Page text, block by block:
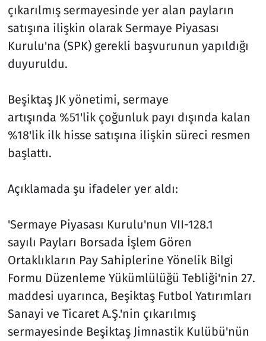
çıkarılmış sermayesinde yer alan payların
satışına ilişkin olarak Sermaye Piyasası
Kurulu'na (SPK) gerekli başvurunun yapıldığı
duyuruldu.
Beşiktaş JK yönetimi, sermaye
artışında %51'lik çoğunluk payı dışında kalan
%18'lik ilk hisse satışına ilişkin süreci resmen
başlattı.
Açıklamada şu ifadeler yer aldı:
'Sermaye Piyasası Kurulu'nun VII-128.1
sayılı Payları Borsada İşlem Gören
Ortaklıkların Pay Sahiplerine Yönelik Bilgi
Formu Düzenleme Yükümlülüğü Tebliği'nin 27.
maddesi uyarınca, Beşiktaş Futbol Yatırımları
Sanayi ve Ticaret A.Ş.'nin çıkarılmış
sermayesinde Beşiktaş Jimnastik Kulübü'nün